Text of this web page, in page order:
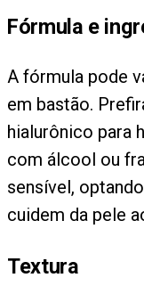
Fórmula e
A fórmula pode
em bastão.
hialurônico para
com álcool ou
sensível,
cuidem da pele
Textura